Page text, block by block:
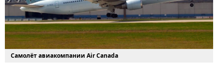
Самолёт авиакомпании Air Canada